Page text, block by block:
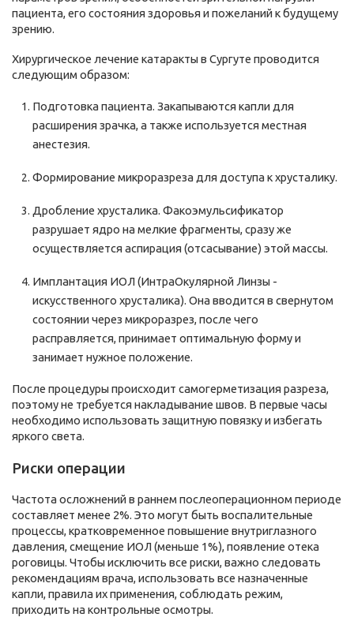
пациента, его состояния здоровья и пожеланий к будущему
зрению.
Хирургическое лечение катаракты в Сургуте проводится
следующим образом:
Подготовка пациента. Закапываются капли для
расширения зрачка, а также используется местная
анестезия.
Формирование микроразреза для доступа к хрусталику.
Дробление хрусталика. Факоэмульсификатор
разрушает ядро на мелкие фрагменты, сразу же
осуществляется аспирация (отсасывание) этой массы.
Имплантация ИОЛ (ИнтраОкулярной Линзы -
искусственного хрусталика). Она вводится в свернутом
состоянии через микроразрез, после чего
расправляется, принимает оптимальную форму и
занимает нужное положение.
После процедуры происходит самогерметизация разреза,
поэтому не требуется накладывание швов. В первые часы
необходимо использовать защитную повязку и избегать
яркого света.
Риски операции
Частота осложнений в раннем послеоперационном периоде
составляет менее 2%. Это могут быть воспалительные
процессы, кратковременное повышение внутриглазного
давления, смещение ИОЛ (меньше 1%), появление отека
роговицы. Чтобы исключить все риски, важно следовать
рекомендациям врача, использовать все назначенные
капли, правила их применения, соблюдать режим,
приходить на контрольные осмотры.